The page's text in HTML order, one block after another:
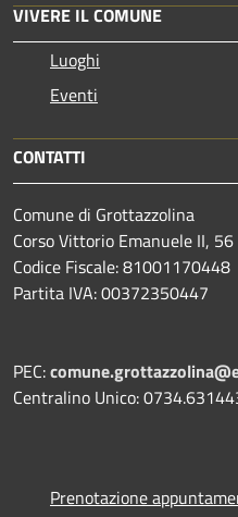
VIVERE IL COMUNE
Luoghi
Eventi
CONTATTI
Comune di Grottazzolina
Corso Vittorio Emanuele II,
Codice Fiscale: 81001170448
Partita IVA: 00372350447
PEC:
Centralino Unico:
Prenotazione